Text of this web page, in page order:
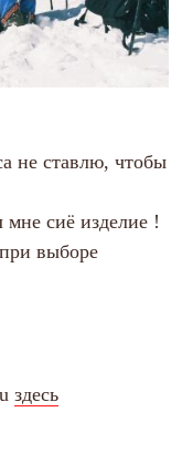
не ставлю, чтобы
мне сиё изделие !
выборе
здесь